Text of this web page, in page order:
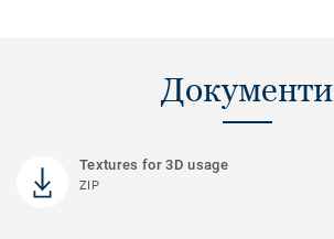
Документи
Textures for 3D usage
ZIP